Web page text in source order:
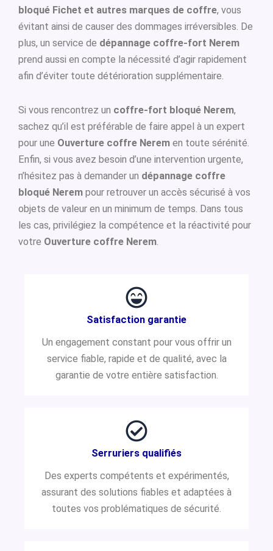
bloqué Fichet et autres marques de coffre, vous
évitant ainsi de causer des dommages irréversibles. De
plus, un service de dépannage coffre-fort Nerem
prend aussi en compte la nécessité d’agir rapidement
afin d’éviter toute détérioration supplémentaire.
Si vous rencontrez un coffre-fort bloqué Nerem,
sachez qu’il est préférable de faire appel à un expert
pour une Ouverture coffre Nerem en toute sérénité.
Enfin, si vous avez besoin d’une intervention urgente,
n’hésitez pas à demander un dépannage coffre
bloqué Nerem pour retrouver un accès sécurisé à vos
objets de valeur en un minimum de temps. Dans tous
les cas, privilégiez la compétence et la réactivité pour
votre Ouverture coffre Nerem.
Satisfaction garantie
Un engagement constant pour vous offrir un
service fiable, rapide et de qualité, avec la
garantie de votre entière satisfaction.
Serruriers qualifiés
Des experts compétents et expérimentés,
assurant des solutions fiables et adaptées à
toutes vos problématiques de sécurité.